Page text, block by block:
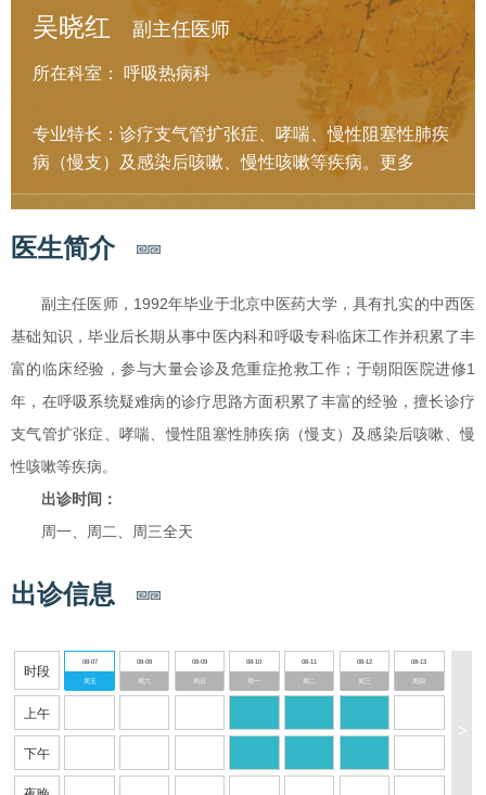
吴晓红 副主任医师
所在科室： 呼吸热病科
专业特长：诊疗支气管扩张症、哮喘、慢性阻塞性肺疾
病（慢支）及感染后咳嗽、慢性咳嗽等疾病。 更多
医生简介
副主任医师，1992年毕业于北京中医药大学，具有扎实的中西医
基础知识，毕业后长期从事中医内科和呼吸专科临床工作并积累了丰
富的临床经验，参与大量会诊及危重症抢救工作；于朝阳医院进修1
年，在呼吸系统疑难病的诊疗思路方面积累了丰富的经验，擅长诊疗
支气管扩张症、哮喘、慢性阻塞性肺疾病（慢支）及感染后咳嗽、慢
性咳嗽等疾病。
出诊时间：
周一、周二、周三全天
出诊信息
时段
上午
下午
08-07
周五
08-08
周六
08-09
周日
08-10
周一
08-11 08-12
周三
08-13
周四
>